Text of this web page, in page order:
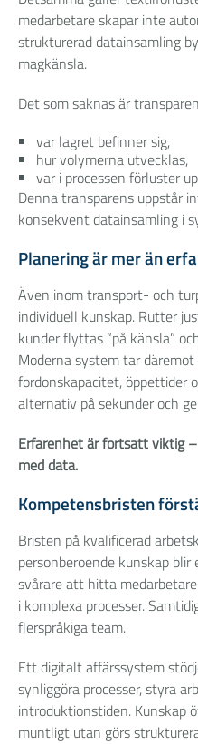
medarbetare skapar inte
strukturerad datainsamling
magkänsla.
Det som saknas är
var lagret befinner sig,
hur volymerna utvecklas,
var i processen förluster
Denna transparens uppstår
konsekvent datainsamling i
Planering är mer än
Även inom transport- och
individuell kunskap. Rutter
kunder flyttas “på känsla”
Moderna system tar
fordonskapacitet, öppettider
alternativ på sekunder och
Erfarenhet är fortsatt viktig
med data.
Kompetensbristen
Bristen på kvalificerad
personberoende kunskap
svårare att hitta
i komplexa processer.
flerspråkiga team.
Ett digitalt affärssystem
synliggöra processer, styra
introduktionstiden. Kunskap
muntligt utan görs